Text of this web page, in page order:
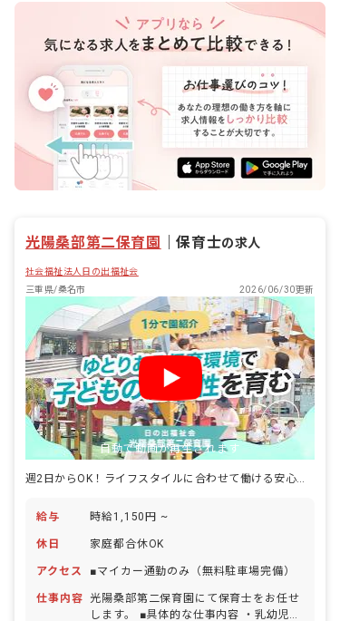
光陽桑部第二保育園 ｜保育士の求人
社会福祉法人日の出福祉会
三重県/桑名市
2026/06/30更新
自動で動画が再生されます
週2日からOK！ライフスタイルに合わせて働ける安心の環境です
給与 時給1,150円 ~
休日 家庭都合休OK
アクセス ■マイカー通勤のみ（無料駐車場完備）
仕事内容
光陽桑部第二保育園にて保育士をお任せ
します。 ■具体的な仕事内容 ・乳幼児保